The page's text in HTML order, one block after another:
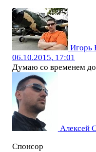
Игорь
06.10.2015, 17:01
Думаю со временем
Алексей
Спонсор